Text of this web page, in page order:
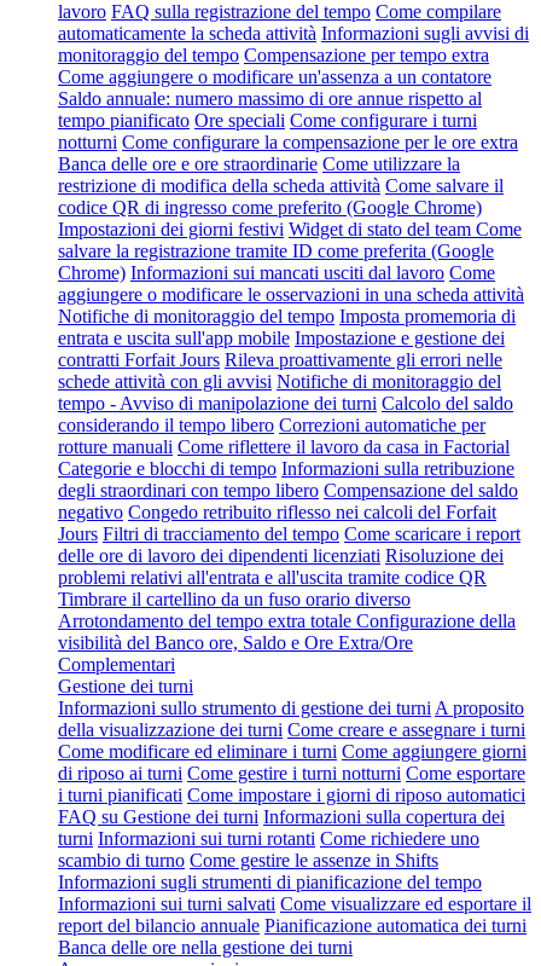
lavoro FAQ sulla registrazione del tempo Come compilare
automaticamente la scheda attività Informazioni sugli avvisi di
monitoraggio del tempo Compensazione per tempo extra
Come aggiungere o modificare un'assenza a un contatore
Saldo annuale: numero massimo di ore annue rispetto al
tempo pianificato Ore speciali Come configurare i turni
notturni Come configurare la compensazione per le ore extra
Banca delle ore e ore straordinarie Come utilizzare la
restrizione di modifica della scheda attività Come salvare il
codice QR di ingresso come preferito (Google Chrome)
Impostazioni dei giorni festivi Widget di stato del team Come
salvare la registrazione tramite ID come preferita (Google
Chrome) Informazioni sui mancati usciti dal lavoro Come
aggiungere o modificare le osservazioni in una scheda attività
Notifiche di monitoraggio del tempo Imposta promemoria di
entrata e uscita sull'app mobile Impostazione e gestione dei
contratti Forfait Jours Rileva proattivamente gli errori nelle
schede attività con gli avvisi Notifiche di monitoraggio del
tempo - Avviso di manipolazione dei turni Calcolo del saldo
considerando il tempo libero Correzioni automatiche per
rotture manuali Come riflettere il lavoro da casa in Factorial
Categorie e blocchi di tempo Informazioni sulla retribuzione
degli straordinari con tempo libero Compensazione del saldo
negativo Congedo retribuito riflesso nei calcoli del Forfait
Jours Filtri di tracciamento del tempo Come scaricare i report
delle ore di lavoro dei dipendenti licenziati Risoluzione dei
problemi relativi all'entrata e all'uscita tramite codice QR
Timbrare il cartellino da un fuso orario diverso
Arrotondamento del tempo extra totale Configurazione della
visibilità del Banco ore, Saldo e Ore Extra/Ore
Complementari
Gestione dei turni
Informazioni sullo strumento di gestione dei turni A proposito
della visualizzazione dei turni Come creare e assegnare i turni
Come modificare ed eliminare i turni Come aggiungere giorni
di riposo ai turni Come gestire i turni notturni Come esportare
i turni pianificati Come impostare i giorni di riposo automatici
FAQ su Gestione dei turni Informazioni sulla copertura dei
turni Informazioni sui turni rotanti Come richiedere uno
scambio di turno Come gestire le assenze in Shifts
Informazioni sugli strumenti di pianificazione del tempo
Informazioni sui turni salvati Come visualizzare ed esportare il
report del bilancio annuale Pianificazione automatica dei turni
Banca delle ore nella gestione dei turni